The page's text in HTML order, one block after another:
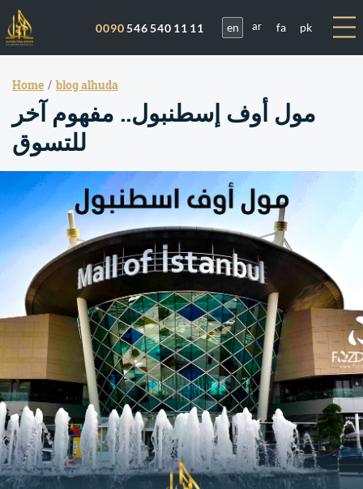
0090546 540 11 11 en ar fa pk
Home blog alhuda
مول أوف إسطنبول.. مفهوم آخر
للتسوق